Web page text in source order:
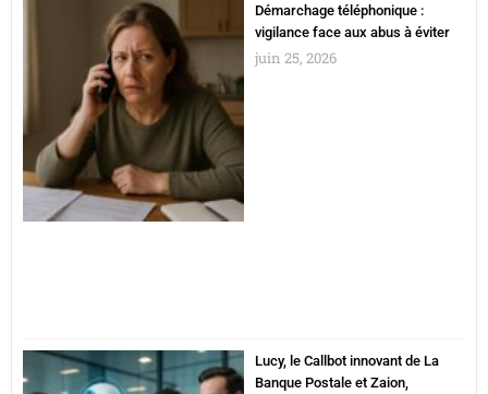
Démarchage téléphonique :
vigilance face aux abus à éviter
juin 25, 2026
Lucy, le Callbot innovant de La
Banque Postale et Zaion,